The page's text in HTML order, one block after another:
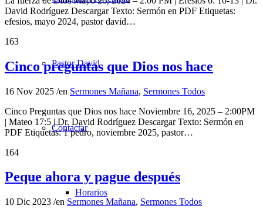
Pastor David
Contactar
Horarios
David Rodríguez Descargar Texto: Sermón en PDF Etiquetas:
efesios, mayo 2024, pastor david…
163
Cinco preguntas que Dios nos hace
16 Nov 2025 /en Sermones Mañana, Sermones Todos
Cinco Preguntas que Dios nos hace Noviembre 16, 2025 – 2:00PM
| Mateo 17:5 | Dr. David Rodríguez Descargar Texto: Sermón en
PDF Etiquetas: 1 pedro, noviembre 2025, pastor…
164
Peque ahora y pague después
10 Dic 2023 /en Sermones Mañana, Sermones Todos